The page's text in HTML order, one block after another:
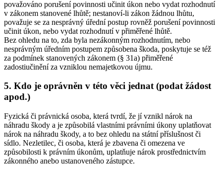
považováno porušení povinnosti učinit úkon nebo vydat rozhodnutí
v zákonem stanovené lhůtě; nestanoví-li zákon žádnou lhůtu,
považuje se za nesprávný úřední postup rovněž porušení povinnosti
učinit úkon, nebo vydat rozhodnutí v přiměřené lhůtě.
Bez ohledu na to, zda byla nezákonným rozhodnutím, nebo
nesprávným úředním postupem způsobena škoda, poskytuje se též
za podmínek stanovených zákonem (§ 31a) přiměřené
zadostiučinění za vzniklou nemajetkovou újmu.
5. Kdo je oprávněn v této věci jednat (podat žádost
apod.)
Fyzická či právnická osoba, která tvrdí, že jí vznikl nárok na
náhradu škody a je způsobilá vlastními právními úkony uplatňovat
nárok na náhradu škody, a to bez ohledu na státní příslušnost či
sídlo. Nezletilec, či osoba, která je zbavena či omezena ve
způsobilosti k právním úkonům, uplatňuje nárok prostřednictvím
zákonného anebo ustanoveného zástupce.